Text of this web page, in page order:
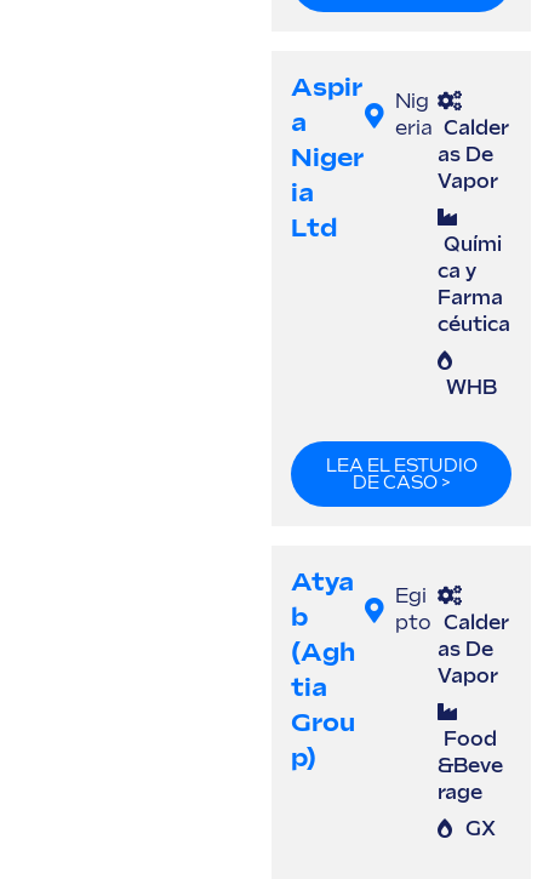
Aspir
A
Niger
Ia
Ltd
Nig
eria Calder
as De
Vapor
Quími
ca y
Farma
céutica
WHB
LEA EL ESTUDIO
DE CASO >
Atya
B
(Agh
Tia
Grou
P)
Egi
pto Calder
as De
Vapor
Food
&Beve
rage
GX